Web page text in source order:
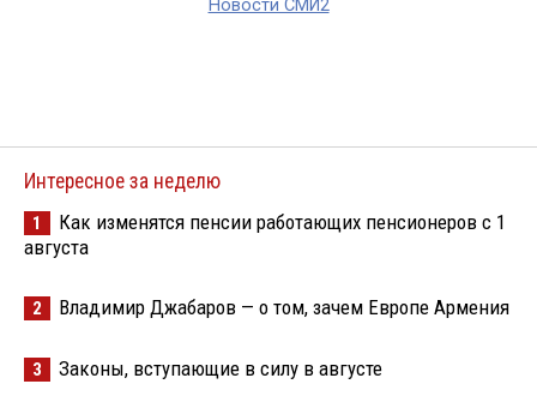
Новости СМИ2
Интересное за неделю
1
Как изменятся пенсии работающих пенсионеров с 1
августа
2 Владимир Джабаров — о том, зачем Европе Армения
3 Законы, вступающие в силу в августе